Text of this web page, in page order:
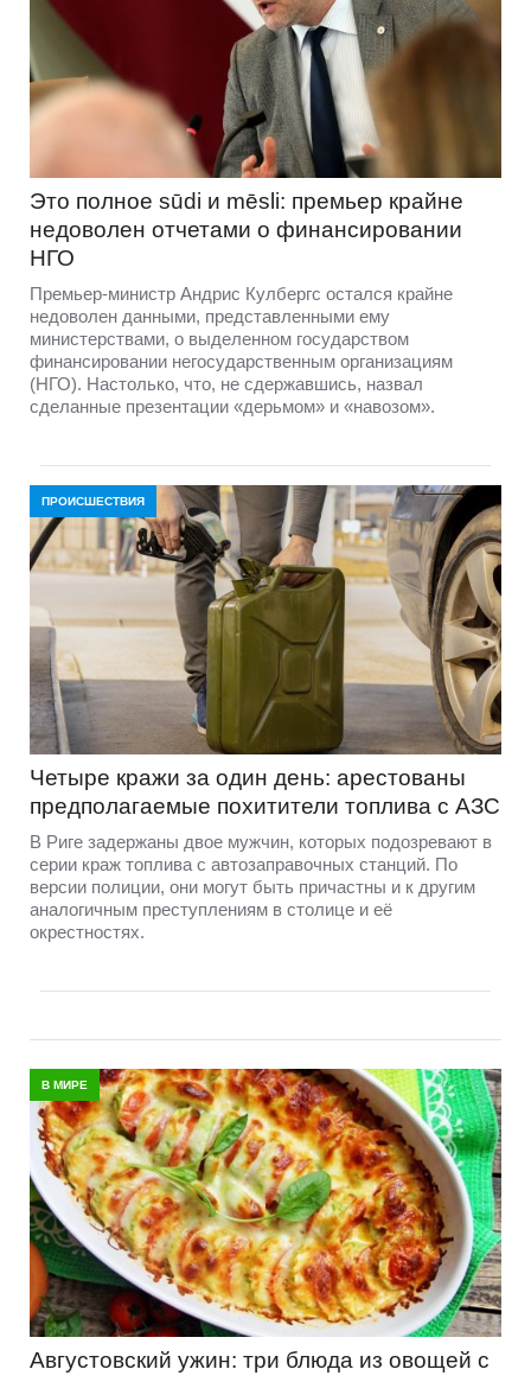
Это полное sūdi и mēsli: премьер крайне
недоволен отчетами о финансировании
НГО
Премьер-министр Андрис Кулбергс остался крайне
недоволен данными, представленными ему
министерствами, о выделенном государством
финансировании негосударственным организациям
(НГО). Настолько, что, не сдержавшись, назвал
сделанные презентации «дерьмом» и «навозом».
ПРОИСШЕСТВИЯ
Четыре кражи за один день: арестованы
предполагаемые похитители топлива с АЗС
В Риге задержаны двое мужчин, которых подозревают в
серии краж топлива с автозаправочных станций. По
версии полиции, они могут быть причастны и к другим
аналогичным преступлениям в столице и её
окрестностях.
В МИРЕ
Августовский ужин: три блюда из овощей с